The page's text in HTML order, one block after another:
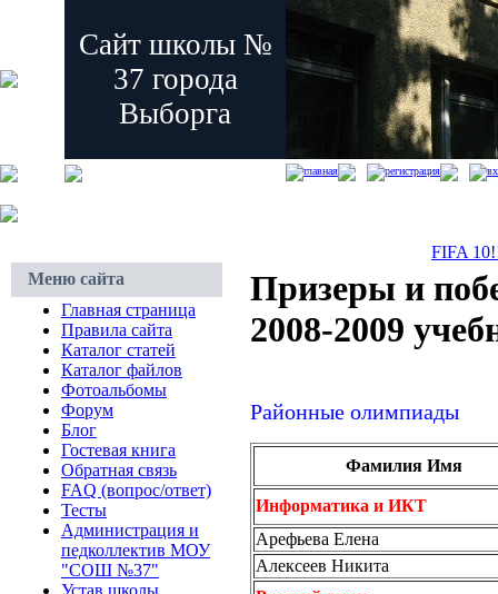
Сайт школы №
37 города
Выборга
главная регистрация
FIFA
Меню сайта
Главная страница
Правила сайта
Каталог статей
Каталог файлов
Фотоальбомы
Форум
Блог
Гостевая книга
Обратная связь
FAQ (вопрос/ответ)
Тесты
Администрация и
педколлектив МОУ
"СОШ №37"
Устав школы
Призеры и
2008-2009
Районные олимпиады
Фамилия Имя
Информатика и ИКТ
Арефьева Елена
Алексеев Никита